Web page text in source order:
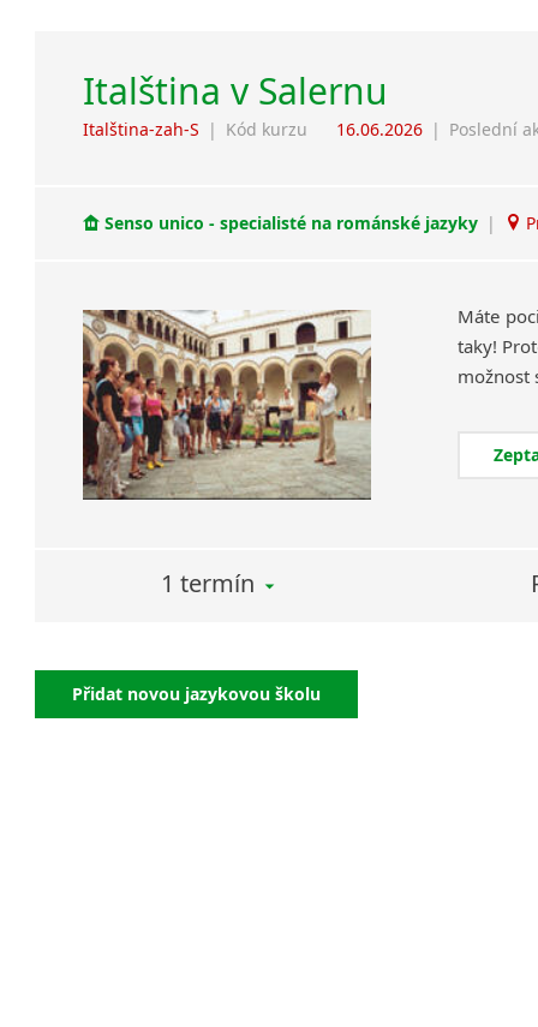
Italština v Salernu
Italština-zah-S | Kód kurzu 16.06.2026 | Poslední
Senso unico - specialisté na románské jazyky |
Máte
taky!
1 termín
Přidat novou jazykovou školu